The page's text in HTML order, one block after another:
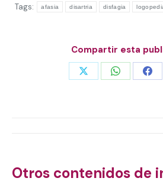
Tags:
afasia disartria disfagia
Compartir esta
Share Share
Otros contenidos de